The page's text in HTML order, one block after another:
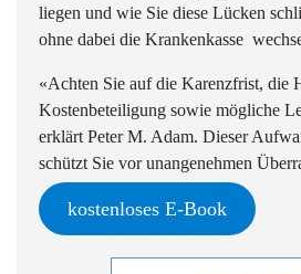
liegen und wie Sie diese Lücken
ohne dabei die Krankenkasse
«Achten Sie auf die Karenzfrist, die
Kostenbeteiligung sowie mögliche
erklärt Peter M. Adam. Dieser
schützt Sie vor unangenehmen
kostenloses E-Book